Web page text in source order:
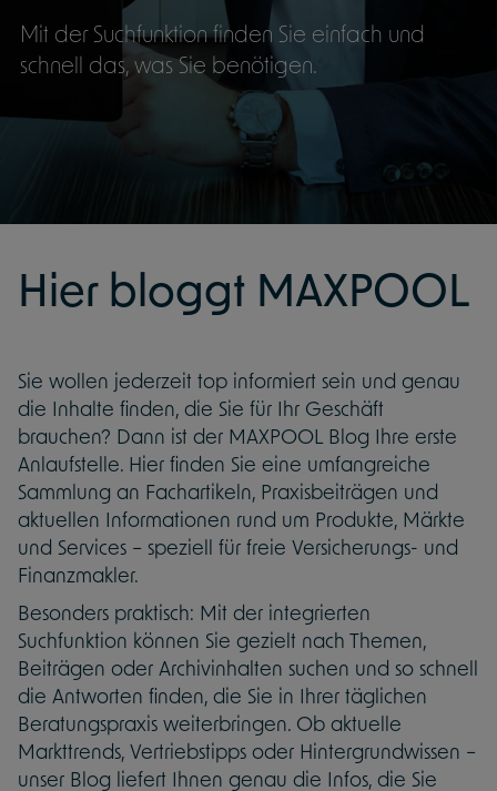
Mit der Suchfunktion finden Sie einfach und
schnell das, was Sie benötigen.
Hier bloggt MAXPOOL
Sie wollen jederzeit top informiert sein und genau
die Inhalte finden, die Sie für Ihr Geschäft
brauchen? Dann ist der MAXPOOL Blog Ihre erste
Anlaufstelle. Hier finden Sie eine umfangreiche
Sammlung an Fachartikeln, Praxisbeiträgen und
aktuellen Informationen rund um Produkte, Märkte
und Services – speziell für freie Versicherungs- und
Finanzmakler.
Besonders praktisch: Mit der integrierten
Suchfunktion können Sie gezielt nach Themen,
Beiträgen oder Archivinhalten suchen und so schnell
die Antworten finden, die Sie in Ihrer täglichen
Beratungspraxis weiterbringen. Ob aktuelle
Markttrends, Vertriebstipps oder Hintergrundwissen –
unser Blog liefert Ihnen genau die Infos, die Sie